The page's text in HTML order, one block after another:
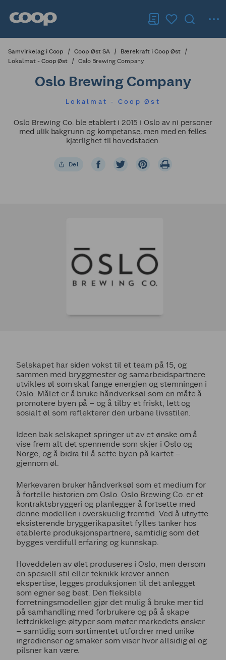
Samvirkelag i Coop Coop Øst SA
Bærekraft i Coop Øst
Lokalmat - Coop Øst
Oslo Brewing Company
Oslo Brewing Company
Lokalmat - Coop Øst
Oslo Brewing Co. ble etablert i 2015 i Oslo av ni personer
med ulik bakgrunn og kompetanse, men med en felles
kjærlighet til hovedstaden.
Del
Selskapet har siden vokst til et team på 15, og
sammen med bryggmester og samarbeidspartnere
utvikles øl som skal fange energien og stemningen i
Oslo. Målet er å bruke håndverksøl som en måte å
promotere byen på – og å tilby et friskt, lett og
sosialt øl som reflekterer den urbane livsstilen.
Ideen bak selskapet springer ut av et ønske om å
vise frem alt det spennende som skjer i Oslo og
Norge, og å bidra til å sette byen på kartet –
gjennom øl.
Merkevaren bruker håndverksøl som et medium for
å fortelle historien om Oslo. Oslo Brewing Co. er et
kontraktsbryggeri og planlegger å fortsette med
denne modellen i overskuelig fremtid. Ved å utnytte
eksisterende bryggerikapasitet fylles tanker hos
etablerte produksjonspartnere, samtidig som det
bygges verdifull erfaring og kunnskap.
Hoveddelen av ølet produseres i Oslo, men dersom
en spesiell stil eller teknikk krever annen
ekspertise, legges produksjonen til det anlegget
som egner seg best. Den fleksible
forretningsmodellen gjør det mulig å bruke mer tid
på samhandling med forbrukere og på å skape
lettdrikkelige øltyper som møter markedets ønsker
– samtidig som sortimentet utfordrer med unike
ingredienser og smaker som viser hvor allsidig øl og
pilsner kan være.